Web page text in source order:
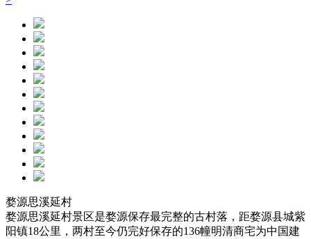
婺源思溪延村
婺源思溪延村景区是婺源保存最完整的古村落，距婺源县城紫
阳镇18公里，两村至今仍完好保存的136幢明清商宅为中国建